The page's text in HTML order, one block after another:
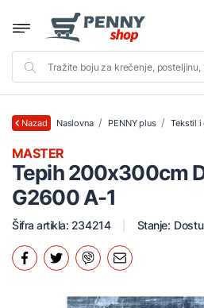
Nazad Naslovna PENNY plus Tekstil i
Tepih 200x300cm
G2600 A-1
MASTER
Šifra artikla: 234214 Stanje: